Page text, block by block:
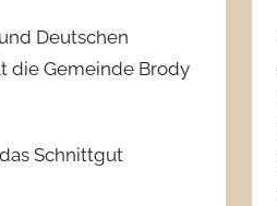
Deutschen
die Gemeinde Brody
Schnittgut